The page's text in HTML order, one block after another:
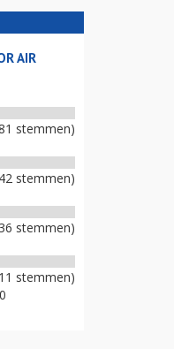
AIR
stemmen)
stemmen)
stemmen)
stemmen)